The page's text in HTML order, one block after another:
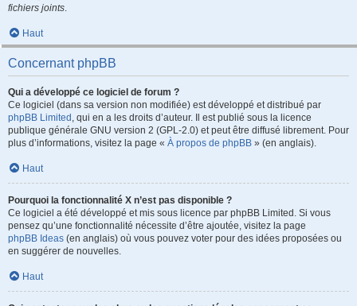
fichiers joints.
Haut
Concernant phpBB
Qui a développé ce logiciel de forum ?
Ce logiciel (dans sa version non modifiée) est développé et distribué par
phpBB Limited , qui en a les droits d’auteur. Il est publié sous la licence
publique générale GNU version 2 (GPL-2.0) et peut être diffusé librement. Pour
plus d’informations, visitez la page « À propos de phpBB » (en anglais).
Haut
Pourquoi la fonctionnalité X n’est pas disponible ?
Ce logiciel a été développé et mis sous licence par phpBB Limited. Si vous
pensez qu’une fonctionnalité nécessite d’être ajoutée, visitez la page
phpBB Ideas (en anglais) où vous pouvez voter pour des idées proposées ou
en suggérer de nouvelles.
Haut